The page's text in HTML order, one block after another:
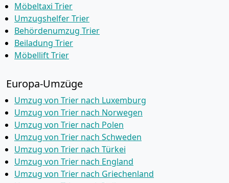
Möbeltaxi Trier
Umzugshelfer Trier
Behördenumzug Trier
Beiladung Trier
Möbellift Trier
Europa-Umzüge
Umzug von Trier nach Luxemburg
Umzug von Trier nach Norwegen
Umzug von Trier nach Polen
Umzug von Trier nach Schweden
Umzug von Trier nach Türkei
Umzug von Trier nach England
Umzug von Trier nach Griechenland